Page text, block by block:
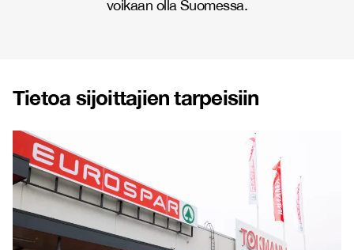
voikaan olla Suomessa.
Tietoa sijoittajien tarpeisiin